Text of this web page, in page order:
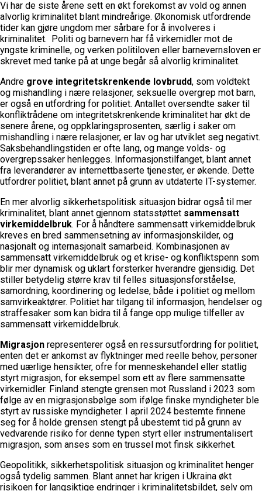
Vi har de siste årene sett en økt forekomst av vold og annen
alvorlig kriminalitet blant mindreårige. Økonomisk utfordrende
tider kan gjøre ungdom mer sårbare for å involveres i
kriminalitet. Politi og barnevern har få virkemidler mot de
yngste kriminelle, og verken politiloven eller barnevernsloven er
skrevet med tanke på at unge begår så alvorlig kriminalitet.
Andre grove integritetskrenkende lovbrudd, som voldtekt
og mishandling i nære relasjoner, seksuelle overgrep mot barn,
er også en utfordring for politiet. Antallet oversendte saker til
konfliktrådene om integritetskrenkende kriminalitet har økt de
senere årene, og oppklaringsprosenten, særlig i saker om
mishandling i nære relasjoner, er lav og har utviklet seg negativt.
Saksbehandlingstiden er ofte lang, og mange volds- og
overgrepssaker henlegges. Informasjonstilfanget, blant annet
fra leverandører av internettbaserte tjenester, er økende. Dette
utfordrer politiet, blant annet på grunn av utdaterte IT-systemer.
En mer alvorlig sikkerhetspolitisk situasjon bidrar også til mer
kriminalitet, blant annet gjennom statsstøttet sammensatt
virkemiddelbruk. For å håndtere sammensatt virkemiddelbruk
kreves en bred sammensetning av informasjonskilder, og
nasjonalt og internasjonalt samarbeid. Kombinasjonen av
sammensatt virkemiddelbruk og et krise- og konfliktspenn som
blir mer dynamisk og uklart forsterker hverandre gjensidig. Det
stiller betydelig større krav til felles situasjonsforståelse,
samordning, koordinering og ledelse, både i politiet og mellom
samvirkeaktører. Politiet har tilgang til informasjon, hendelser og
straffesaker som kan bidra til å fange opp mulige tilfeller av
sammensatt virkemiddelbruk.
Migrasjon representerer også en ressursutfordring for politiet,
enten det er ankomst av flyktninger med reelle behov, personer
med uærlige hensikter, ofre for menneskehandel eller statlig
styrt migrasjon, for eksempel som ett av flere sammensatte
virkemidler. Finland stengte grensen mot Russland i 2023 som
følge av en migrasjonsbølge som ifølge finske myndigheter ble
styrt av russiske myndigheter. I april 2024 bestemte finnene
seg for å holde grensen stengt på ubestemt tid på grunn av
vedvarende risiko for denne typen styrt eller instrumentalisert
migrasjon, som anses som en trussel mot finsk sikkerhet.
Geopolitikk, sikkerhetspolitisk situasjon og kriminalitet henger
også tydelig sammen. Blant annet har krigen i Ukraina økt
risikoen for langsiktige endringer i kriminalitetsbildet, selv om